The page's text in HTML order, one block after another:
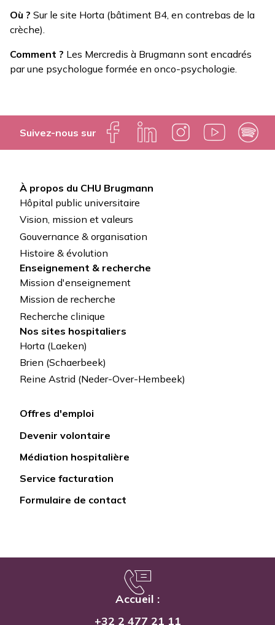
Où ? Sur le site Horta (bâtiment B4, en contrebas de la
crèche).
Comment ? Les Mercredis à Brugmann sont encadrés
par une psychologue formée en onco-psychologie.
Suivez-nous sur
Pied
de
page
À propos du CHU Brugmann
Hôpital public universitaire
Vision, mission et valeurs
Gouvernance & organisation
Histoire & évolution
Enseignement & recherche
Mission d'enseignement
Mission de recherche
Recherche clinique
Nos sites hospitaliers
Horta (Laeken)
Brien (Schaerbeek)
Reine Astrid (Neder-Over-Hembeek)
Lien
rapide
Offres d'emploi
Devenir volontaire
Médiation hospitalière
Service facturation
Formulaire de contact
Accueil :
+32 2 477 21 11